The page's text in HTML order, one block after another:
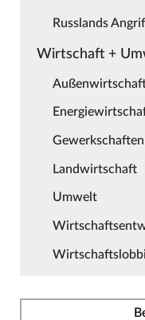
Russlands
Wirtschaft +
Gewerkschaften
Landwirtschaft
Umwelt